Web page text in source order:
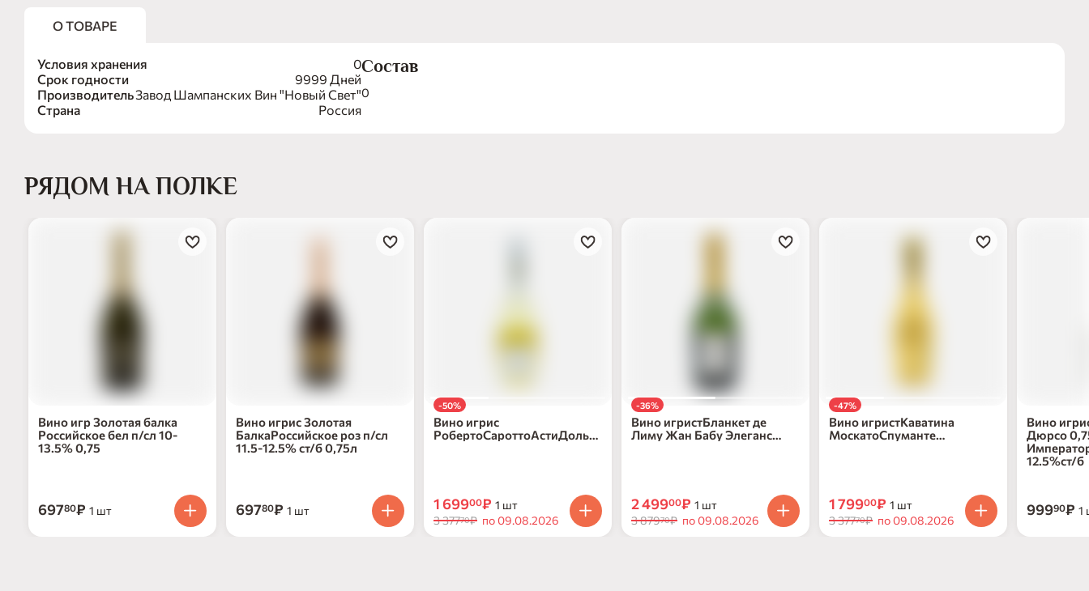
О ТОВАРЕ
Условия хранения
0
Срок годности
9999 Дней
ПроизводительЗавод Шампанских Вин "Новый Свет"
Страна
Россия
Состав
0
РЯДОМ НА ПОЛКЕ
Вино игр Золотая балка
Российское бел п/сл 10-
13.5% 0,75
69780₽ 1 шт
Вино игрис Золотая
БалкаРоссийское роз п/сл
11.5-12.5% ст/б 0,75л
69780₽ 1 шт
-50%
Вино игрис
РобертоСароттоАстиДольч
1 69900₽ 1 шт
3 37770₽ по 09.08.2026
-36%
Вино игристБланкет де
Лиму Жан Бабу Элеганс
2 49900₽ 1 шт
3 87970₽ по 09.08.2026
-47%
Вино игристКаватина
МоскатоСпуманте
1 79900₽ 1 шт
3 37770₽ по 09.08.2026
Вино
Дюрсо
12.5%ст/б
99990₽ 1